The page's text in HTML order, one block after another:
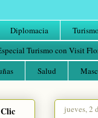
Diplomacia Turismo
Turismo con Visit
Salud
jueves, 2